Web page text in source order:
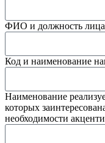
ФИО и должность лица
Код и наименование
Наименование
которых
необходимости